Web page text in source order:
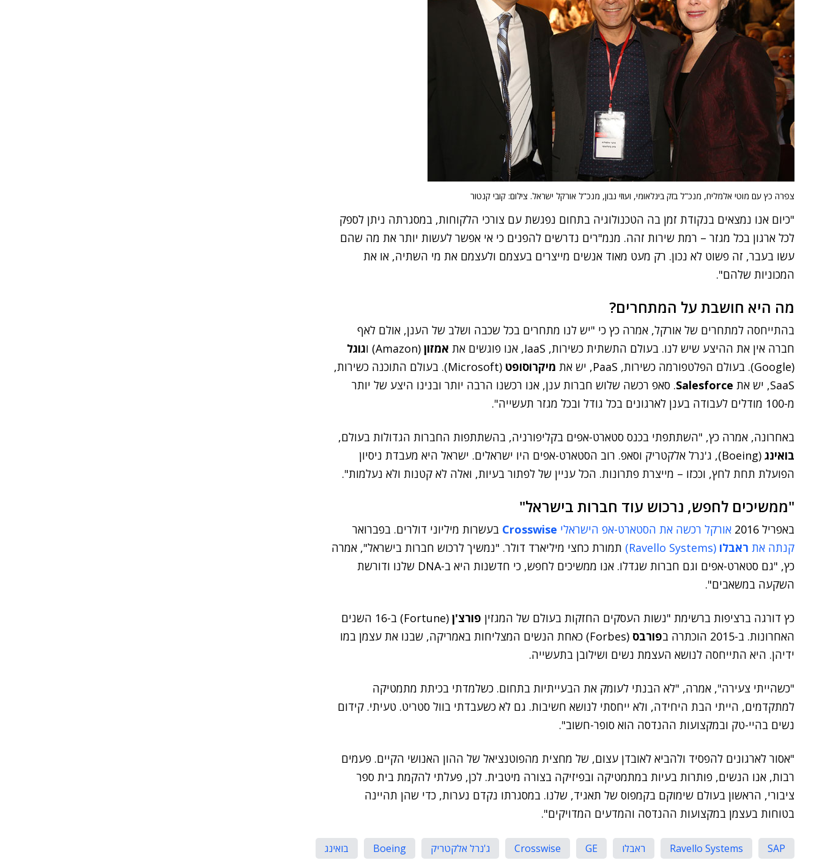
צפרה כץ עם מוטי אלמליח, מנכ"ל בזק בינלאומי, ועוזי נבון, מנכ"ל אורקל ישראל. צילום: קובי קנטור
"כיום אנו נמצאים בנקודת זמן בה הטכנולוגיה בתחום נפגשת עם צורכי הלקוחות, במסגרתה ניתן לספק
לכל ארגון בכל מגזר – רמת שירות זהה. מנמ"רים נדרשים להפנים כי אי אפשר לעשות יותר את מה שהם
עשו בעבר, זה פשוט לא נכון. רק מעט מאוד אנשים מייצרים בעצמם ולעצמם את מי השתיה, או את
המכוניות שלהם".
מה היא חושבת על המתחרים?
בהתייחסה למתחרים של אורקל, אמרה כץ כי "יש לנו מתחרים בכל שכבה ושלב של הענן, אולם לאף
חברה אין את ההיצע שיש לנו. בעולם התשתית כשירות, IaaS, אנו פוגשים את
אמזון (Amazon) ו
גוגל
(Google). בעולם הפלטפורמה כשירות, PaaS, יש את
מיקרוסופט
(Microsoft). בעולם התוכנה כשירות,
SaaS, יש את
Salesforce. סאפ רכשה שלוש חברות ענן, אנו רכשנו הרבה יותר ובנינו היצע של יותר
מ-100 מודלים לעבודה בענן לארגונים בכל גודל ובכל מגזר תעשייה".
באחרונה, אמרה כץ, "השתתפתי בכנס סטארט-אפים בקליפורניה, בהשתתפות החברות הגדולות בעולם,
בואינג
(Boeing), ג'נרל אלקטריק וסאפ. רוב הסטארט-אפים היו ישראלים. ישראל היא מעבדת ניסיון
הפועלת תחת לחץ, וככזו – מייצרת פתרונות. הכל עניין של לפתור בעיות, ואלה לא קטנות ולא נעלמות".
"ממשיכים לחפש, נרכוש עוד חברות בישראל"
באפריל 2016 אורקל רכשה את הסטארט-אפ הישראלי Crosswise בעשרות מיליוני דולרים. בפברואר
קנתה את ראבלו (Ravello Systems)
תמורת כחצי מיליארד דולר. "נמשיך לרכוש חברות בישראל", אמרה
כץ, "גם סטארט-אפים וגם חברות שגדלו. אנו ממשיכים לחפש, כי חדשנות היא ב-DNA שלנו ודורשת
השקעה במשאבים".
כץ דורגה ברציפות ברשימת "נשות העסקים החזקות בעולם של המגזין פורצ'ן
(Fortune) ב-16 השנים
האחרונות. ב-2015 הוכתרה ב
פורבס
(Forbes) כאחת הנשים המצליחות באמריקה, שבנו את עצמן במו
ידיהן. היא התייחסה לנושא העצמת נשים ושילובן בתעשייה.
"כשהייתי צעירה", אמרה, "לא הבנתי לעומק את הבעייתיות בתחום. כשלמדתי בכיתת מתמטיקה
למתקדמים, הייתי הבת היחידה, ולא ייחסתי לנושא חשיבות. גם לא כשעבדתי בוול סטריט. טעיתי. קידום
נשים בהיי-טק ובמקצועות ההנדסה הוא סופר-חשוב".
"אסור לארגונים להפסיד ולהביא לאובדן עצום, של מחצית מהפוטנציאל של ההון האנושי הקיים. פעמים
רבות, אנו הנשים, פותרות בעיות במתמטיקה ובפיזיקה בצורה מיטבית. לכן, פעלתי להקמת בית ספר
ציבורי, הראשון בעולם שימוקם בקמפוס של תאגיד, שלנו. במסגרתו נקדם נערות, כדי שהן תהיינה
בטוחות בעצמן במקצועות ההנדסה והמדעים המדויקים".
SAP
Ravello Systems ראבלו GE
Crosswise ג'נרל אלקטריק Boeing בואינג